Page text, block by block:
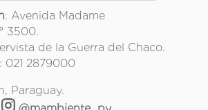
: Avenida Madame
3500.
de la Guerra del Chaco.
: 021 2879000
Paraguay.